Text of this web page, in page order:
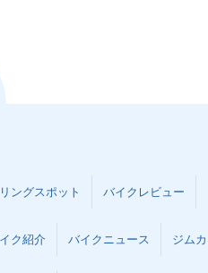
ングスポット バイクレビュー
ク紹介 バイクニュース ジム